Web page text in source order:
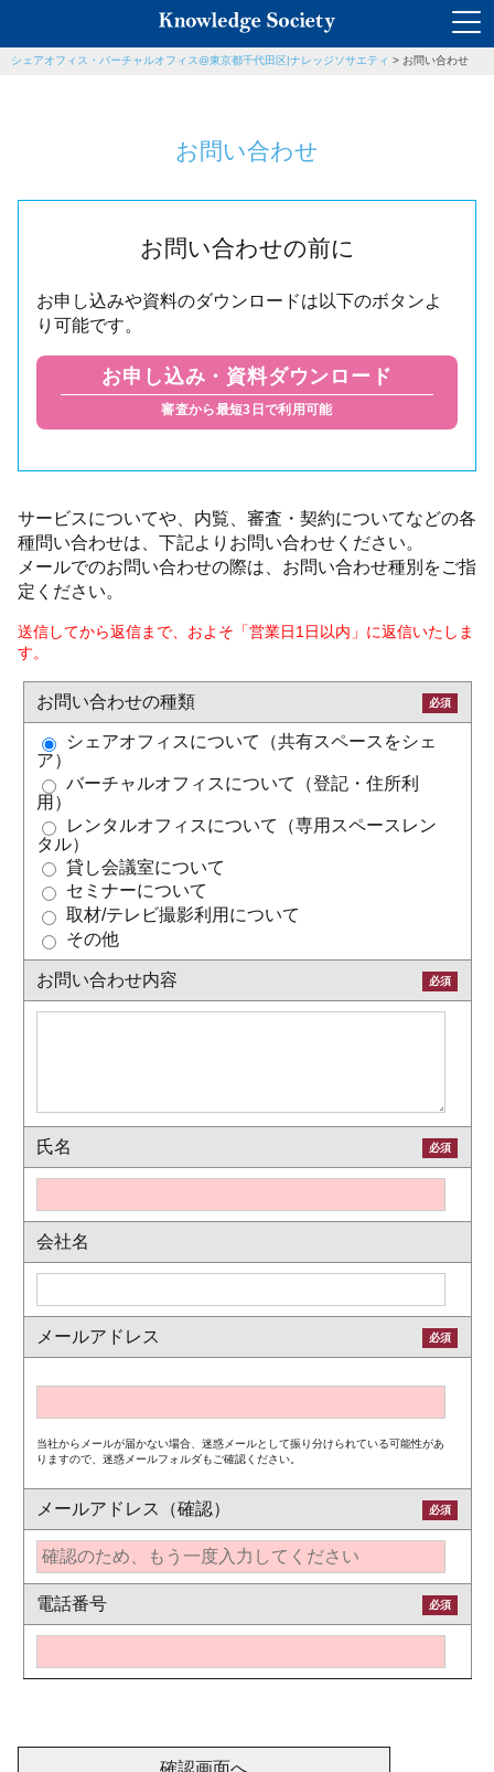
シェアオフィス・バーチャルオフィス@東京都千代田区|ナレッジソサエティ > お問い合わせ
お問い合わせ
お問い合わせの前に
お申し込みや資料のダウンロードは以下のボタンよ
り可能です。
お申し込み・資料ダウンロード
審査から最短3日で利用可能
サービスについてや、内覧、審査・契約についてなどの各
種問い合わせは、下記よりお問い合わせください。
メールでのお問い合わせの際は、お問い合わせ種別をご指
定ください。
送信してから返信まで、およそ「営業日1日以内」に返信いたしま
す。
お問い合わせの種類 必須
シェアオフィスについて（共有スペースをシェ
ア）
バーチャルオフィスについて（登記・住所利
用）
レンタルオフィスについて（専用スペースレン
タル）
貸し会議室について
セミナーについて
取材/テレビ撮影利用について
その他
お問い合わせ内容 必須
氏名 必須
会社名
メールアドレス 必須
当社からメールが届かない場合、迷惑メールとして振り分けられている可能性があ
りますので、迷惑メールフォルダもご確認ください。
メールアドレス（確認） 必須
電話番号 必須